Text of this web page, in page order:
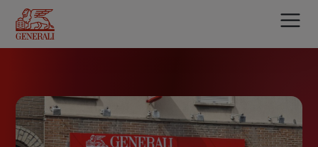
contenu
principal